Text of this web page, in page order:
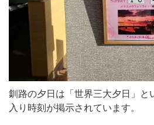
釧路の夕日は「世界三大夕日」と
入り時刻が掲示されています。